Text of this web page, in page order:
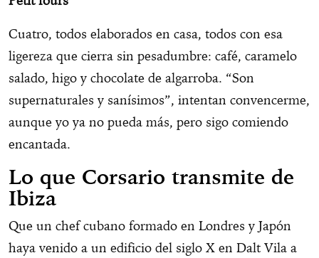
Cuatro, todos elaborados en casa, todos con esa
ligereza que cierra sin pesadumbre: café, caramelo
salado, higo y chocolate de algarroba. “Son
supernaturales y sanísimos”, intentan convencerme,
aunque yo ya no pueda más, pero sigo comiendo
encantada.
Lo que Corsario transmite de
Ibiza
Que un chef cubano formado en Londres y Japón
haya venido a un edificio del siglo X en Dalt Vila a